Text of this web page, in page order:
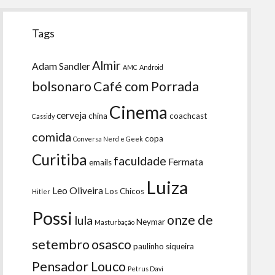
Tags
Adam Sandler Almir AMC Android
bolsonaroCafé com Porrada
Cassidy cervejachina Cinema coachcast
comida Conversa Nerd e Geek copa
Curitiba emails faculdade Fermata
Hitler Leo OliveiraLos Chicos Luiza
Possi lula Masturbação Neymar onze de
setembroosasco paulinho siqueira
Pensador Louco Petrus Davi